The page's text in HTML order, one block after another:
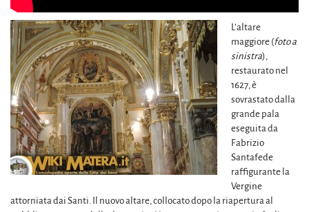
L’altare
maggiore (foto a
sinistra),
restaurato nel
1627, è
sovrastato dalla
grande pala
eseguita da
Fabrizio
Santafede
raffigurante la
Vergine
attorniata dai Santi. Il nuovo altare, collocato dopo la riapertura al